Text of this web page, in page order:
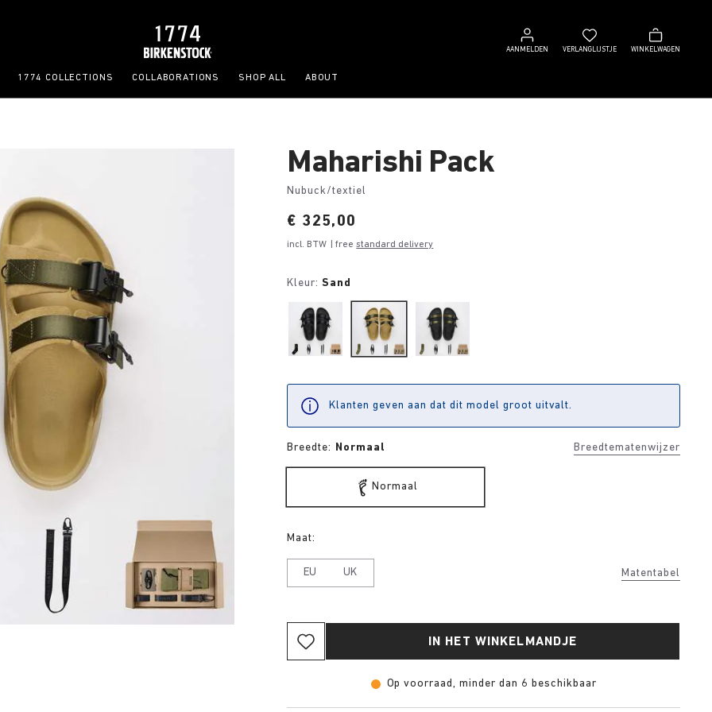
AANMELDEN
Aanmelden
VERLANGLIJSTJE
Verlanglijstje
WINKELWAGEN
Winkelwagen
1774 COLLECTIONS COLLABORATIONS SHOP ALL ABOUT
Maharishi Pack
Nubuck/textiel
Price:
€ 325,00
incl. BTW | freestandard delivery
Kleur:Sand
Klanten geven aan dat dit model groot uitvalt.
Breedte: Normaal Breedtematenwijzer
Normaal
Matentabel
Maat:
EU UK
IN HET WINKELMANDJE
Op voorraad, minder dan 6 beschikbaar